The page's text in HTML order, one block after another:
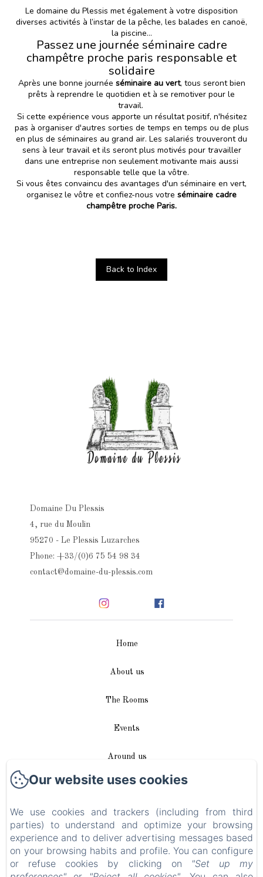
Le domaine du Plessis met également à votre disposition
diverses activités à l’instar de la pêche, les balades en canoë,
la piscine…
Passez une journée séminaire cadre
champêtre proche paris responsable et
solidaire
Après une bonne journée séminaire au vert, tous seront bien
prêts à reprendre le quotidien et à se remotiver pour le
travail.
Si cette expérience vous apporte un résultat positif, n'hésitez
pas à organiser d'autres sorties de temps en temps ou de plus
en plus de séminaires au grand air. Les salariés trouveront du
sens à leur travail et ils seront plus motivés pour travailler
dans une entreprise non seulement motivante mais aussi
responsable telle que la vôtre.
Si vous êtes convaincu des avantages d'un séminaire en vert,
organisez le vôtre et confiez-nous votre séminaire cadre
champêtre proche Paris.
Back to Index
Domaine Du Plessis
4, rue du Moulin
95270 - Le Plessis Luzarches
Phone: +33/(0)6 75 54 98 34
contact@domaine-du-plessis.com
Home
About us
The Rooms
Events
Around us
Access / Contact
Plan du site
Blog
Legal notice
Our website uses cookies
We use cookies and trackers (including from third
parties) to understand and optimize your browsing
experience and to deliver advertising messages based
on your browsing habits and profile. You can configure
or refuse cookies by clicking on
"Set up my